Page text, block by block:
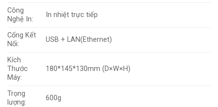
Công
Nghệ In:
In nhiệt trực tiếp
Cổng Kết
Nối:
USB + LAN(Ethernet)
Kích
Thước
Máy:
180*145*130mm (D×W×H)
Trọng
lượng:
600g